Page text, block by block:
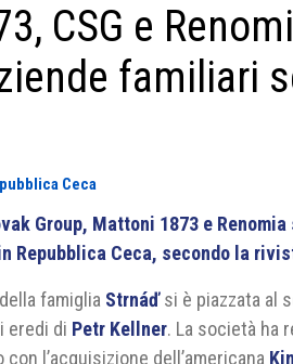
CSG e
familiari
Ceca
Group, Mattoni 1873 e
Repubblica Ceca, secondo la
della famiglia Strnáďsi è piazzata al
eredi di Petr Kellner. La società ha
l’acquisizione dell’americana